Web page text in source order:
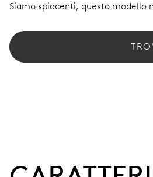
Siamo spiacenti, questo modello